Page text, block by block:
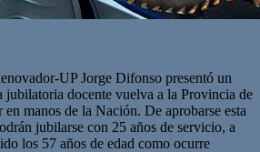
UP Jorge Difonso presentó un
jubilatoria docente vuelva a la Provincia de
manos de la Nación. De aprobarse esta
jubilarse con 25 años de servicio, a
los 57 años de edad como ocurre